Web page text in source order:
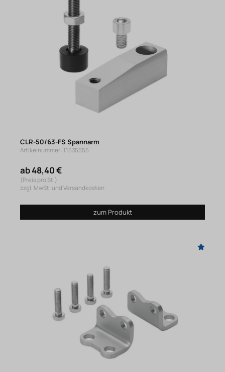
CLR-50/63-FS Spannarm
Artikelnummer: 11535555
ab 48,40 €
(Preis pro St.)
zzgl. MwSt. und Versandkosten
zum Produkt